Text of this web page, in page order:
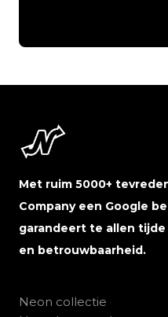
Met ruim 5000+
Company een Google
garandeert te allen
en betrouwbaarheid.
Neon collectie